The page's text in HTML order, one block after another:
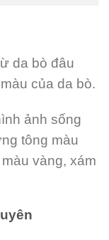
da bò đâu
của da bò.
ảnh sống
tông màu
vàng, xám